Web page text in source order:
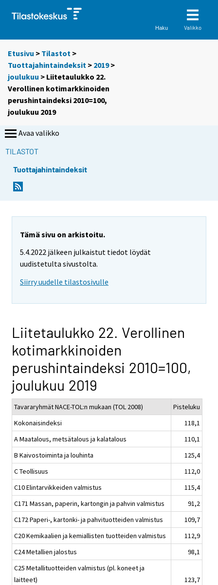
Haku Valikko
Etusivu > Tilastot >
Tuottajahintaindeksit > 2019>
joulukuu > Liitetaulukko 22.
Verollinen kotimarkkinoiden
perushintaindeksi 2010=100,
joulukuu 2019
Avaa valikko
TILASTOT
Tuottajahintaindeksit
Tämä sivu on arkistoitu.
5.4.2022 jälkeen julkaistut tiedot löydät
uudistetulta sivustolta.
Siirry uudelle tilastosivulle
Liitetaulukko 22. Verollinen
kotimarkkinoiden
perushintaindeksi 2010=100,
joulukuu 2019
Tavararyhmät NACE-TOL:n mukaan (TOL 2008)
Pisteluku
Kokonaisindeksi
118,1
A Maatalous, metsätalous ja kalatalous
110,1
B Kaivostoiminta ja louhinta
125,4
C Teollisuus
112,0
C10 Elintarvikkeiden valmistus
115,4
C171 Massan, paperin, kartongin ja pahvin valmistus
91,2
C172 Paperi-, kartonki- ja pahvituotteiden valmistus
109,7
C20 Kemikaalien ja kemiallisten tuotteiden valmistus
112,9
C24 Metallien jalostus
98,1
C25 Metallituotteiden valmistus (pl. koneet ja
laitteet)
123,7